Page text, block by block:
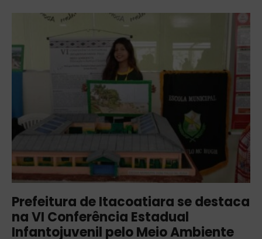
Prefeitura de Itacoatiara se destaca
na VI Conferência Estadual
Infantojuvenil pelo Meio Ambiente